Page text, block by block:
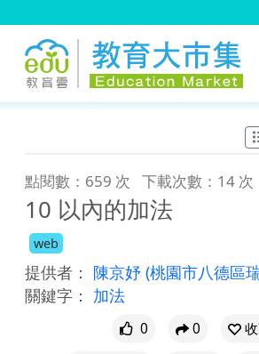
點閱數：659 次 下載次數：14 次
10 以內的加法
web
提供者： 陳京妤 (桃園市八德區
關鍵字： 加法
0 0